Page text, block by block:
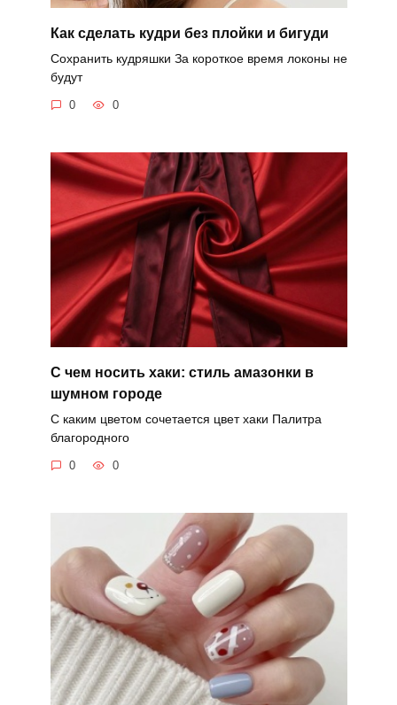
Как сделать кудри без плойки и бигуди
Сохранить кудряшки За короткое время локоны не
будут
0 0
С чем носить хаки: стиль амазонки в
шумном городе
С каким цветом сочетается цвет хаки Палитра
благородного
0 0